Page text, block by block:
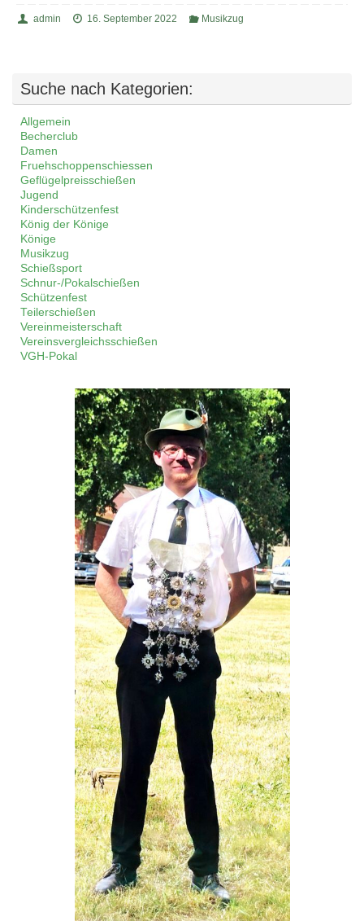
admin 16. September 2022 Musikzug
Suche nach Kategorien:
Allgemein
Becherclub
Damen
Fruehschoppenschiessen
Geflügelpreisschießen
Jugend
Kinderschützenfest
König der Könige
Könige
Musikzug
Schießsport
Schnur-/Pokalschießen
Schützenfest
Teilerschießen
Vereinmeisterschaft
Vereinsvergleichsschießen
VGH-Pokal